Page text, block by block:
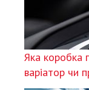
Яка коробка
варіатор чи